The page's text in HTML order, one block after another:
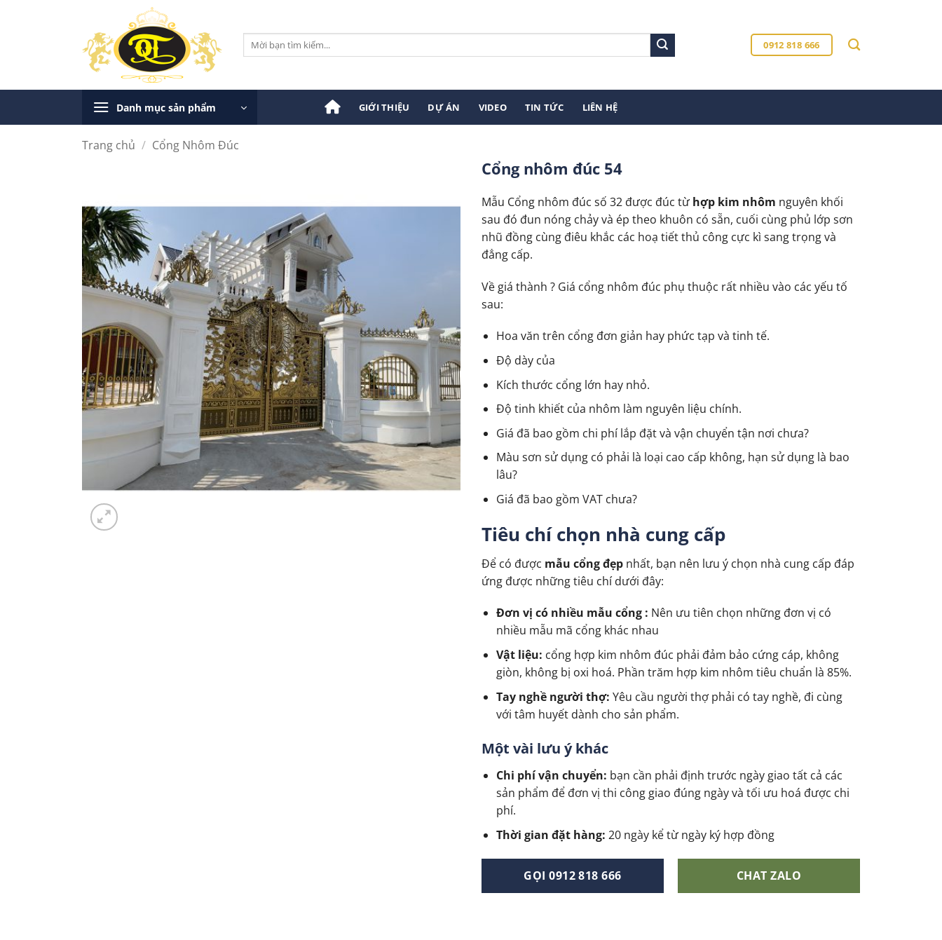
Tìm
0912 818 666
Danh mục sản phẩm GIỚI THIỆU DỰ ÁN VIDEO TIN TỨC LIÊN HỆ
Trang chủ / Cổng Nhôm Đúc
Cổng nhôm đúc 54
Mẫu Cổng nhôm đúc số 32 được đúc từ hợp kim nhôm nguyên khối
sau đó đun nóng chảy và ép theo khuôn có sẵn, cuối cùng phủ lớp sơn
nhũ đồng cùng điêu khắc các hoạ tiết thủ công cực kì sang trọng và
đẳng cấp.
Về giá thành ? Giá cổng nhôm đúc phụ thuộc rất nhiều vào các yếu tố
sau:
Hoa văn trên cổng đơn giản hay phức tạp và tinh tế.
Độ dày của
Kích thước cổng lớn hay nhỏ.
Độ tinh khiết của nhôm làm nguyên liệu chính.
Giá đã bao gồm chi phí lắp đặt và vận chuyển tận nơi chưa?
Màu sơn sử dụng có phải là loại cao cấp không, hạn sử dụng là bao
lâu?
Giá đã bao gồm VAT chưa?
Tiêu chí chọn nhà cung cấp
Để có được mẫu cổng đẹp nhất, bạn nên lưu ý chọn nhà cung cấp đáp
ứng được những tiêu chí dưới đây:
Đơn vị có nhiều mẫu cổng : Nên ưu tiên chọn những đơn vị có
nhiều mẫu mã cổng khác nhau
Vật liệu: cổng hợp kim nhôm đúc phải đảm bảo cứng cáp, không
giòn, không bị oxi hoá. Phần trăm hợp kim nhôm tiêu chuẩn là 85%.
Tay nghề người thợ: Yêu cầu người thợ phải có tay nghề, đi cùng
với tâm huyết dành cho sản phẩm.
Một vài lưu ý khác
Chi phí vận chuyển: bạn cần phải định trước ngày giao tất cả các
sản phẩm để đơn vị thi công giao đúng ngày và tối ưu hoá được chi
phí.
Thời gian đặt hàng: 20 ngày kể từ ngày ký hợp đồng
GỌI 0912 818 666 CHAT ZALO